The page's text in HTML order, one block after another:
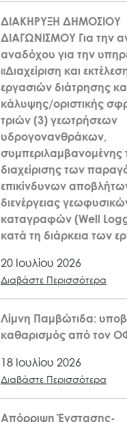
ΔΙΑΚΗΡΥΞΗ ΔΗΜΟΣΙΟΥ
ΔΙΑΓΩΝΙΣΜΟΥ Για την
αναδόχου για την
«Διαχείριση και
εργασιών διάτρησης
κάλυψης/οριστικής
τριών (3) γεωτρήσεων
υδρογονανθράκων,
συμπεριλαμβανομένης
διαχείρισης των
επικίνδυνων
διενέργειας
καταγραφών (Well
κατά τη διάρκεια των
20 Ιουλίου 2026
Διαβάστε Περισσότερα
Λίμνη Παμβώτιδα:
καθαρισμός από τον
18 Ιουλίου 2026
Διαβάστε Περισσότερα
Απόρριψη Ένστασης-